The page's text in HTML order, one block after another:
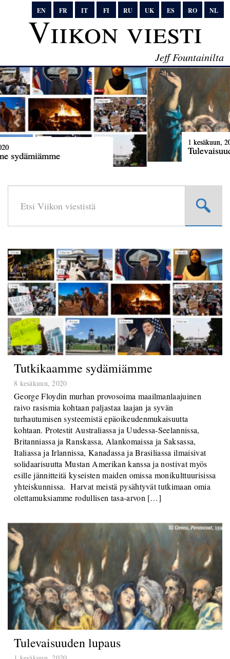
EN FR IT FI RU UK ES RO NL
Viikon viesti
Jeff Fountainilta
Tulevaisuuden lupaus
Tutkikaamme sydämiämme
George Floydin murhan provosoima maailmanlaajuinen
raivo rasismia kohtaan paljastaa laajan ja syvän
turhautumisen systeemistä epäoikeudenmukaisuutta
kohtaan. Protestit Australiassa ja Uudessa-Seelannissa,
Britanniassa ja Ranskassa, Alankomaissa ja Saksassa,
Italiassa ja Irlannissa, Kanadassa ja Brasiliassa ilmaisivat
solidaarisuutta Mustan Amerikan kanssa ja nostivat myös
esille jännitteitä kyseisten maiden omissa monikulttuurisissa
yhteiskunnissa. Harvat meistä pysähtyvät tutkimaan omia
olettamuksiamme rodullisen tasa-arvon […]
Tulevaisuuden lupaus